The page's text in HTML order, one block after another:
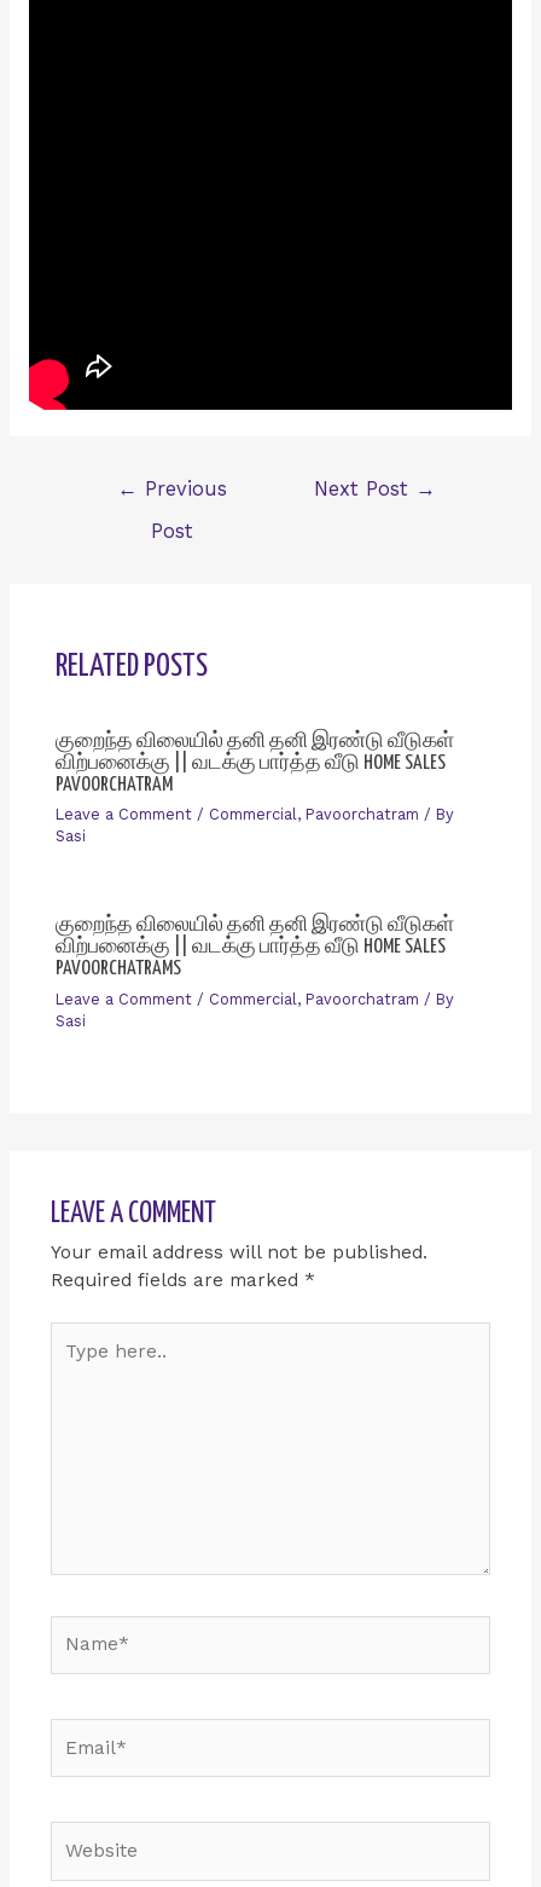
← Previous
Post
Next Post →
RELATED POSTS
குறைந்த விலையில் தனி தனி இரண்டு வீடுகள்
விற்பனைக்கு || வடக்கு பார்த்த வீடு HOME SALES
PAVOORCHATRAM
Leave a Comment / Commercial, Pavoorchatram / By
Sasi
குறைந்த விலையில் தனி தனி இரண்டு வீடுகள்
விற்பனைக்கு || வடக்கு பார்த்த வீடு HOME SALES
PAVOORCHATRAMS
Leave a Comment / Commercial , Pavoorchatram / By
Sasi
LEAVE A COMMENT
Your email address will not be published.
Required fields are marked *
here..